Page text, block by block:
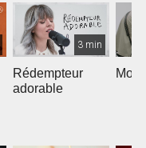
3 min
Rédempteur
adorable
Mon